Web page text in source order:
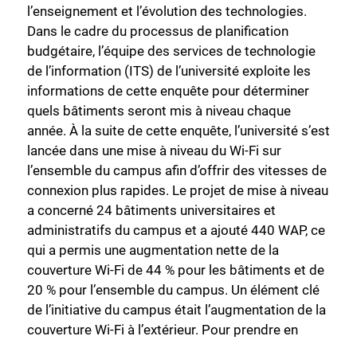
l’enseignement et l’évolution des technologies.
Dans le cadre du processus de planification
budgétaire, l’équipe des services de technologie
de l’information (ITS) de l’université exploite les
informations de cette enquête pour déterminer
quels bâtiments seront mis à niveau chaque
année. À la suite de cette enquête, l’université s’est
lancée dans une mise à niveau du Wi-Fi sur
l’ensemble du campus afin d’offrir des vitesses de
connexion plus rapides. Le projet de mise à niveau
a concerné 24 bâtiments universitaires et
administratifs du campus et a ajouté 440 WAP, ce
qui a permis une augmentation nette de la
couverture Wi-Fi de 44 % pour les bâtiments et de
20 % pour l’ensemble du campus. Un élément clé
de l’initiative du campus était l’augmentation de la
couverture Wi-Fi à l’extérieur. Pour prendre en